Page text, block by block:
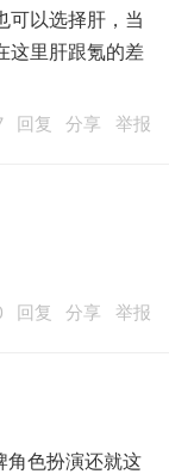
可以选择肝，当
这里肝跟氪的差
回复 分享 举报
回复 分享 举报
角色扮演还就这